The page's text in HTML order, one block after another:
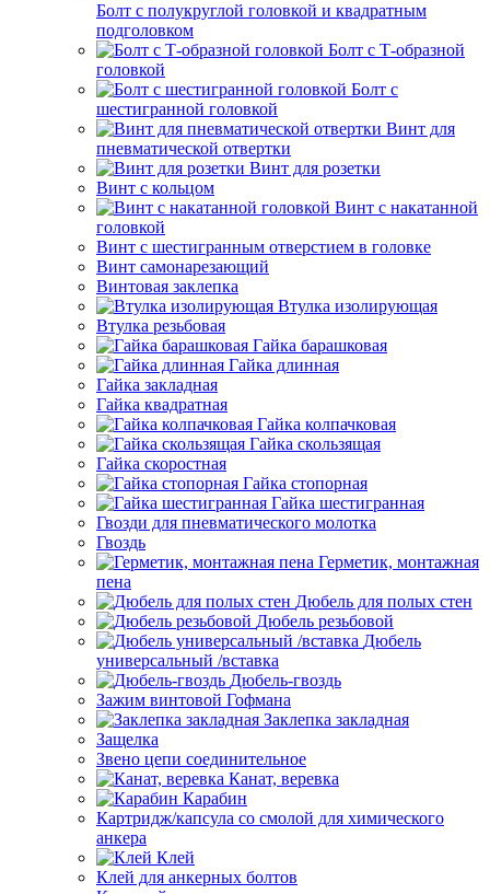
Болт с полукруглой головкой и квадратным
подголовком
Болт с Т-образной
головкой
Болт с
шестигранной головкой
Винт для
пневматической отвертки
Винт для розетки
Винт с кольцом
Винт с накатанной
головкой
Винт с шестигранным отверстием в головке
Винт самонарезающий
Винтовая заклепка
Втулка изолирующая
Втулка резьбовая
Гайка барашковая
Гайка длинная
Гайка закладная
Гайка квадратная
Гайка колпачковая
Гайка скользящая
Гайка скоростная
Гайка стопорная
Гайка шестигранная
Гвозди для пневматического молотка
Гвоздь
Герметик, монтажная
пена
Дюбель для полых стен
Дюбель резьбовой
Дюбель
универсальный /вставка
Дюбель-гвоздь
Зажим винтовой Гофмана
Заклепка закладная
Защелка
Звено цепи соединительное
Канат, веревка
Карабин
Картридж/капсула со смолой для химического
анкера
Клей
Клей для анкерных болтов